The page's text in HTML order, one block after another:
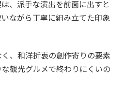
、派手な演出を前面に出すと
ながら丁寧に組み立てた印象
、和洋折衷の創作寄りの要素
観光グルメで終わりにくいの